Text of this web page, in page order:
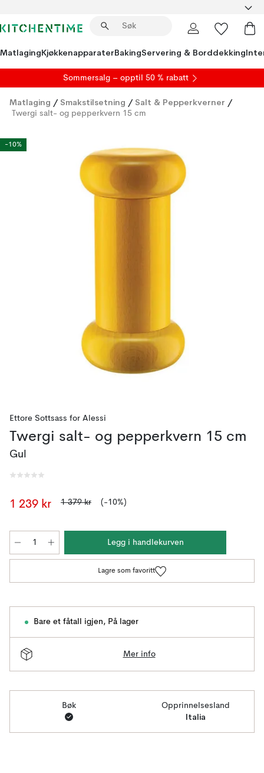
MatlagingKjøkkenapparaterBakingServering & Borddekking
Sommersalg – opptil 50 % rabatt
Matlaging / Smakstilsetning / Salt & Pepperkverner /
Twergi salt- og pepperkvern 15 cm
-10%
Ettore Sottsass for Alessi
Twergi salt- og pepperkvern 15 cm
Gul
1 239 kr 1 379 kr (-10%)
Legg i handlekurven
Lagre som favoritt
Bare et fåtall igjen, På lager
Mer info
Bøk Opprinnelsesland
Italia